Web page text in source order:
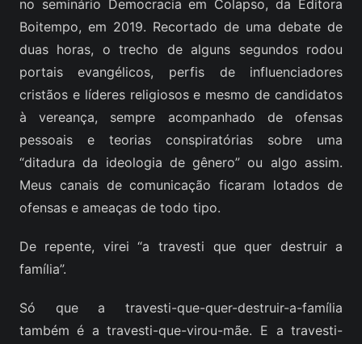
no seminário Democracia em Colapso, da Editora
Boitempo, em 2019. Recortado de uma debate de
duas horas, o trecho de alguns segundos rodou
portais evangélicos, perfis de influenciadores
cristãos e líderes religiosos e mesmo de candidatos
à vereança, sempre acompanhado de ofensas
pessoais e teorias conspiratórias sobre uma
“ditadura da ideologia de gênero” ou algo assim.
Meus canais de comunicação ficaram lotados de
ofensas e ameaças de todo tipo.
De repente, virei “a travesti que quer destruir a
família”.
Só que a travesti-que-quer-destruir-a-família
também é a travesti-que-virou-mãe. E a travesti-